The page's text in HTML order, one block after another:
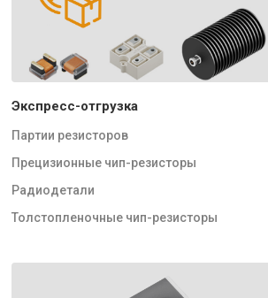
Экспресс-отгрузка
Партии резисторов
Прецизионные чип-резисторы
Радиодетали
Толстопленочные чип-резисторы